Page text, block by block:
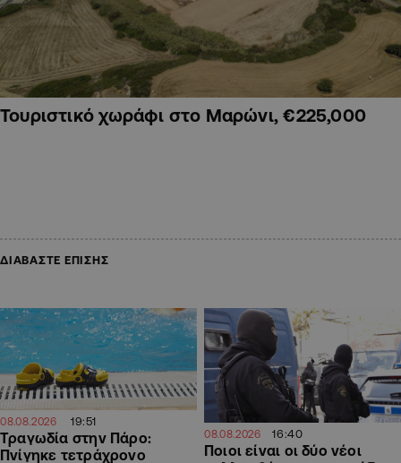
Τουριστικό χωράφι στο Μαρώνι, €225,000
ΔΙΑΒΑΣΤΕ ΕΠΙΣΗΣ
08.08.2026 19:51
Τραγωδία στην Πάρο:
Πνίγηκε τετράχρονο
08.08.2026 16:40
Ποιοι είναι οι δύο νέοι